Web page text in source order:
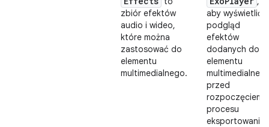
zbiór efektów
audio i wideo,
które można
zastosować do
elementu
multimedialnego.
aby wyświetlić
podgląd
efektów
dodanych do
elementu
przed
rozpoczęciem
procesu
eksportowania.